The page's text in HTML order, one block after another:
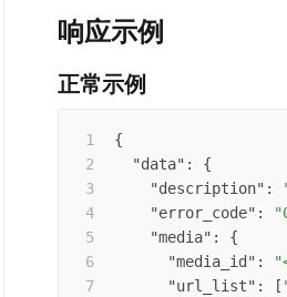
响应示例
正常示例
{
"data" :
{
"description" :
"error_code" :
"media" :
{
"media_id" :
"url_list" : [